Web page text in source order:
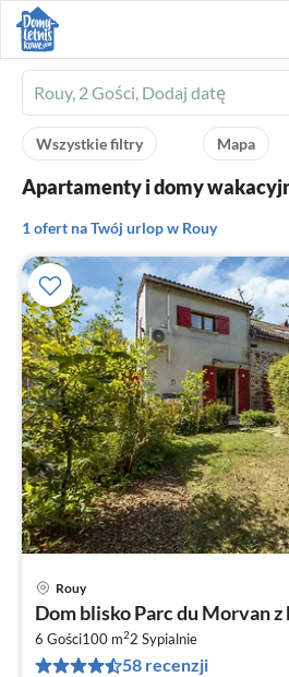
Ferienhausmiete
logo
Mapa
Wszystkie filtry
Apartamenty i domy
1 ofert na Twój urlop w Rouy
Rouy
Dom blisko Parc du Morvan z
6 Gości100 m22 Sypialnie
58 recenzji